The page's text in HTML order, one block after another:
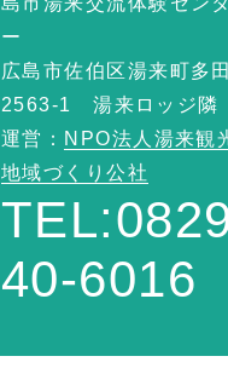
ー
広島市佐伯区湯来町多
2563-1 湯来ロッジ隣
運営： NPO法人湯来観
地域づくり公社
40-6016